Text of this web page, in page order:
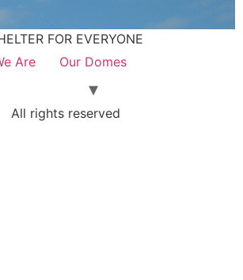
FOR EVERYONE
Are
Our Domes
All rights reserved